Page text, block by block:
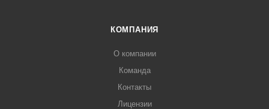
КОМПАНИЯ
О компании
Команда
Контакты
Лицензии